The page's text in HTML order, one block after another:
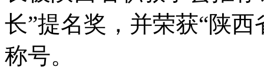
长”提名奖，并荣获“陕
称号。